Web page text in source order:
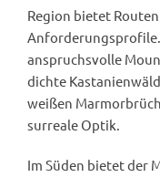
Region bietet
anspruchsvolle
dichte
weißen
surreale Optik.
Im Süden bietet der